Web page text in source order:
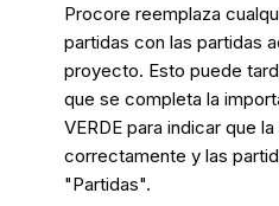
Procore reemplaza
partidas con las partidas
proyecto. Esto puede
que se completa la
VERDE para indicar que
correctamente y las
"Partidas".